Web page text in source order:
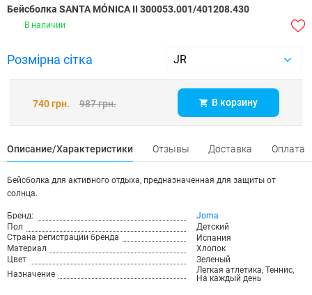
Бейсболка SANTA MÓNICA II 300053.001/401208.430
В наличии
Розмірна сітка
740 грн. 987 грн. В корзину
Описание/Характеристики Отзывы Доставка Оплата
Бейсболка для активного отдыха, предназначенная для защиты от
солнца.
Бренд:
Joma
Пол
Детский
Страна регистрации бренда
Испания
Материал
Хлопок
Цвет
Зеленый
Назначение
Легкая атлетика, Теннис,
На каждый день